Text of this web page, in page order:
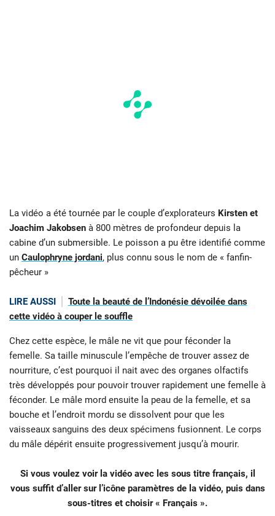
La vidéo a été tournée par le couple d’explorateurs Kirsten et
Joachim Jakobsen à 800 mètres de profondeur depuis la
cabine d’un submersible. Le poisson a pu être identifié comme
un Caulophryne jordani, plus connu sous le nom de « fanfin-
pêcheur »
LIRE AUSSI
Toute la beauté de l’Indonésie dévoilée dans
cette vidéo à couper le souffle
Chez cette espèce, le mâle ne vit que pour féconder la
femelle. Sa taille minuscule l’empêche de trouver assez de
nourriture, c’est pourquoi il nait avec des organes olfactifs
très développés pour pouvoir trouver rapidement une femelle à
féconder. Le mâle mord ensuite la peau de la femelle, et sa
bouche et l’endroit mordu se dissolvent pour que les
vaisseaux sanguins des deux spécimens fusionnent. Le corps
du mâle dépérit ensuite progressivement jusqu’à mourir.
Si vous voulez voir la vidéo avec les sous titre français, il
vous suffit d’aller sur l’icône paramètres de la vidéo, puis dans
sous-titres et choisir « Français ».